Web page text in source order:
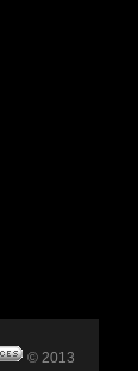
© 2013